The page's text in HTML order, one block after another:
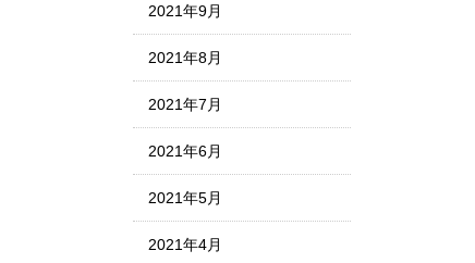
2021年9月
2021年8月
2021年7月
2021年6月
2021年5月
2021年4月